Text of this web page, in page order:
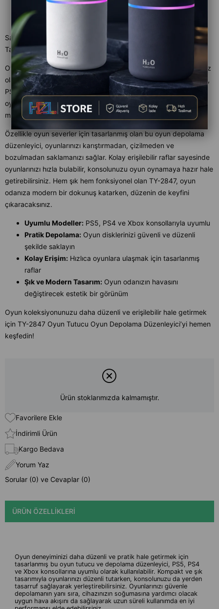
Satıcı
Tahmini Teslim Süresi
Oyun koleksiyonunuzu düzenlemek ve oyun oynarken ihtiyacınız
olan her şeye hızlıca ulaşmak hiç bu kadar kolay olmamıştı! PS5,
PS4 ve Xbox konsollarıyla uyumlu olan TY-2847 Oyun Tutucu,
oyun disklerinizi güvenli ve düzenli bir şekilde saklamak için
mükemmel bir çözüm sunuyor.
Özellikle oyun severler için tasarlanmış olan bu oyun depolama
düzenleyici, oyunlarınızı karıştırmadan, çizilmeden ve
bozulmadan saklamanızı sağlar. Kolay erişilebilir raflar sayesinde
oyunlarınızı hızla bulabilir, konsolunuzu oyun oynamaya hazır hale
getirebilirsiniz. Hem şık hem fonksiyonel olan TY-2847, oyun
odanıza modern bir dokunuş katarken, düzenin de keyfini
çıkaracaksınız.
Uyumlu Modeller: PS5, PS4 ve Xbox konsollarıyla uyumlu
Pratik Depolama: Oyun disklerinizi güvenli ve düzenli
şekilde saklayın
Kolay Erişim: Hızlıca oyunlara ulaşmak için tasarlanmış
raflar
Şık ve Modern Tasarım: Oyun odanızın havasını
değiştirecek estetik bir görünüm
Oyun koleksiyonunuzu daha düzenli ve erişilebilir hale getirmek
için TY-2847 Oyun Tutucu Oyun Depolama Düzenleyici’yi hemen
keşfedin!
Ürün stoklarımızda kalmamıştır.
Favorilere Ekle
İndirimli Ürün
Kargo Bedava
Yorum Yaz
Sorular (0) ve Cevaplar (0)
ÜRÜN ÖZELLIKLERI
Oyun deneyiminizi daha düzenli ve pratik hale getirmek için
tasarlanmış bu oyun tutucu ve depolama düzenleyici, PS5, PS4
ve Xbox konsollarına uyumlu olarak kullanılabilir. Kompakt ve şık
tasarımıyla oyunlarınızı düzenli tutarken, konsolunuzu da yerden
tasarruf sağlayarak yerleştirebilirsiniz. Oyunlarınızı güvenle
depolamanın yanı sıra, cihazınızın soğumasına yardımcı olacak
uygun hava akışını da sağlayarak uzun süreli kullanımda en iyi